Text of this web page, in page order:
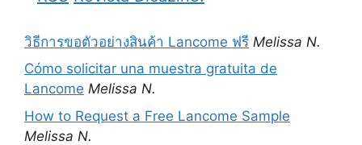
วิธีการขอตัวอย่างสินค้า Lancome ฟรี Melissa N.
Cómo solicitar una muestra gratuita de
Lancome Melissa N.
How to Request a Free Lancome Sample
Melissa N.